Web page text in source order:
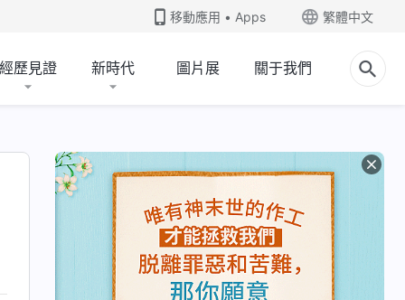
移動應用 • Apps 繁體中文
經歷見證 新時代 圖片展 關于我們